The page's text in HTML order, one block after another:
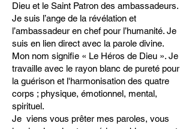
Dieu et le Saint Patron des ambassadeurs.
Je suis l’ange de la révélation et
l’ambassadeur en chef pour l’humanité. Je
suis en lien direct avec la parole divine.
Mon nom signifie « Le Héros de Dieu ». Je
travaille avec le rayon blanc de pureté pour
la guérison et l'harmonisation des quatre
corps ; physique, émotionnel, mental,
spirituel.
Je viens vous prêter mes paroles, vous